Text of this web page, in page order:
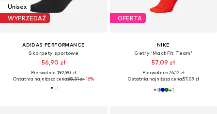
Unisex
WYPRZEDAŻ
ADIDAS PERFORMANCE
Skarpety sportowe
56,90 zł
Pierwotnie: 192,90 zł
Ostatnia najniższa cena:68,31 zł-16%
OFERTA
NIKE
Getry 'MachFit Team'
57,09 zł
Pierwotnie: 76,12 zł
Ostatnia najniższa cena:57,09 zł
+1